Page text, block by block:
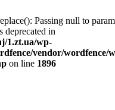
Passing null to
deprecated in
1.zt.ua/wp-
vendor/wordfence/
on line 1896